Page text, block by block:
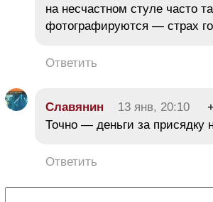
на несчастном стуле часто
фотографируются — страх
Ответить
Славянин 13 янв, 20:10
Точно — деньги за присядку
Ответить